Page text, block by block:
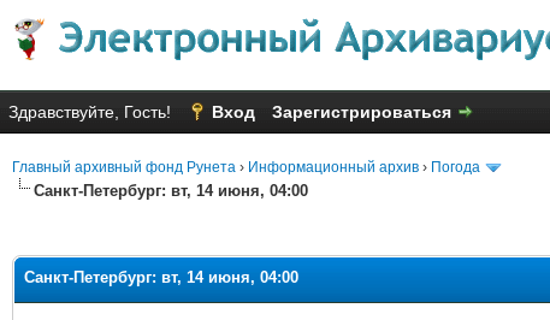
Здравствуйте, Гость! Вход Зарегистрироваться
Главный архивный фонд Рунета › Информационный архив › Погода
Санкт-Петербург: вт, 14 июня, 04:00
Санкт-Петербург: вт, 14 июня, 04:00